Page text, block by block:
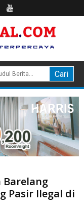
Tertibkan
Barelang
Pasir Ilegal di